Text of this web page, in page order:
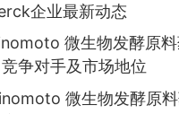
企业最新动态
微生物发酵原料
争对手及市场地位
微生物发酵原料